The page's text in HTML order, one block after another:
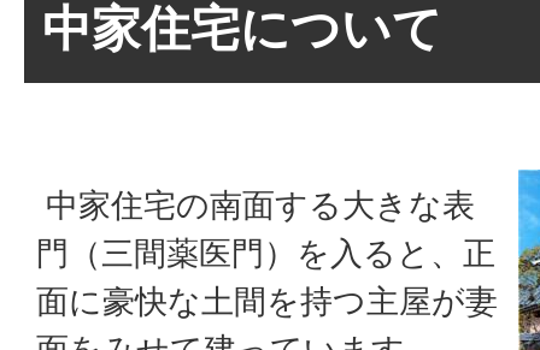
中家住宅について
中家住宅の南面する大きな表
門（三間薬医門）を入ると、正
面に豪快な土間を持つ主屋が妻